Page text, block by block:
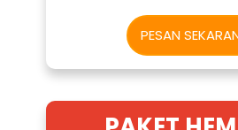
PESAN